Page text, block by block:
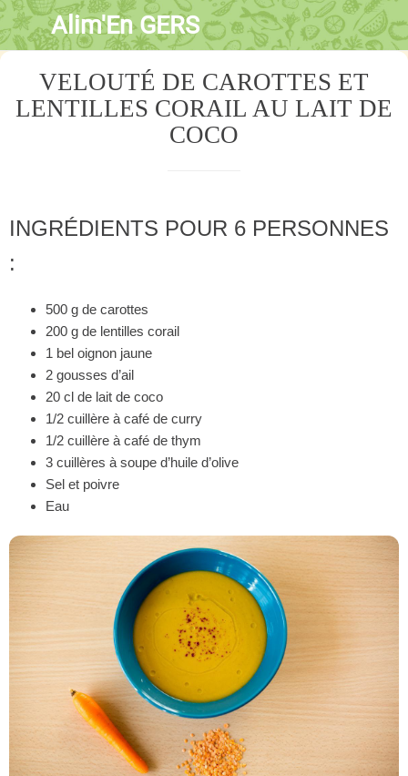
Alim'En GERS
VELOUTÉ DE CAROTTES ET
LENTILLES CORAIL AU LAIT DE
COCO
INGRÉDIENTS POUR 6 PERSONNES
:
500 g de carottes
200 g de lentilles corail
1 bel oignon jaune
2 gousses d’ail
20 cl de lait de coco
1/2 cuillère à café de curry
1/2 cuillère à café de thym
3 cuillères à soupe d’huile d’olive
Sel et poivre
Eau